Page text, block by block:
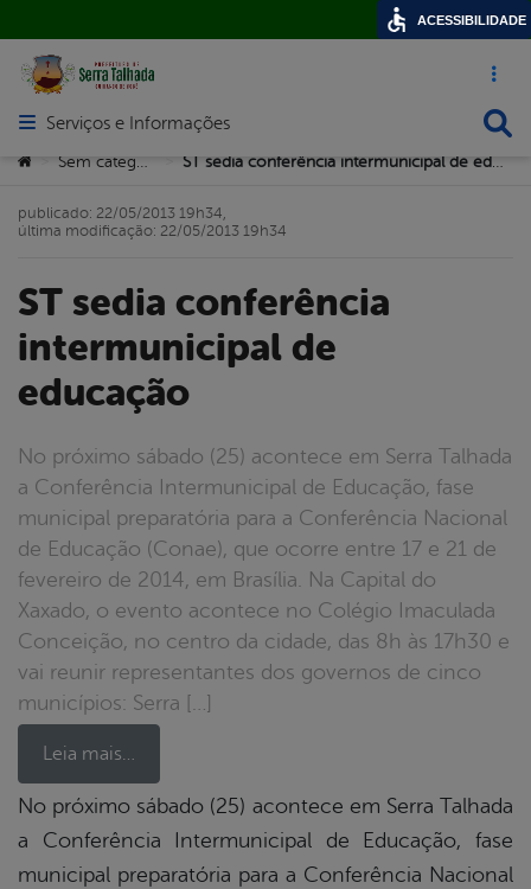
Acesso
Abrir menu principal de navegação
Serviços e Informações
Você está aqui:
> >
ST sedia conferência
intermunicipal de
educação
No próximo sábado (25) acontece em Serra Talhada
a Conferência Intermunicipal de Educação, fase
municipal preparatória para a Conferência Nacional
de Educação (Conae), que ocorre entre 17 e 21 de
fevereiro de 2014, em Brasília. Na Capital do
Xaxado, o evento acontece no Colégio Imaculada
Conceição, no centro da cidade, das 8h às 17h30 e
vai reunir representantes dos governos de cinco
municípios: Serra […]
Leia mais…
publicado: 22/05/2013 19h34,
última modificação: 22/05/2013 19h34
No próximo sábado (25) acontece em Serra Talhada
a Conferência Intermunicipal de Educação, fase
municipal preparatória para a Conferência Nacional
ACESSIBILIDADE